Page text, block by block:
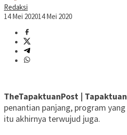
Redaksi
14 Mei 202014 Mei 2020
TheTapaktuanPost |
penantian panjang, program
itu akhirnya terwujud juga.